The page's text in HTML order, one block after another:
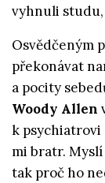
vyhnuli
Osvědčeným
překonávat
a pocity
Woody Allen
k psychiatrovi
mi bratr. Myslí
tak proč ho